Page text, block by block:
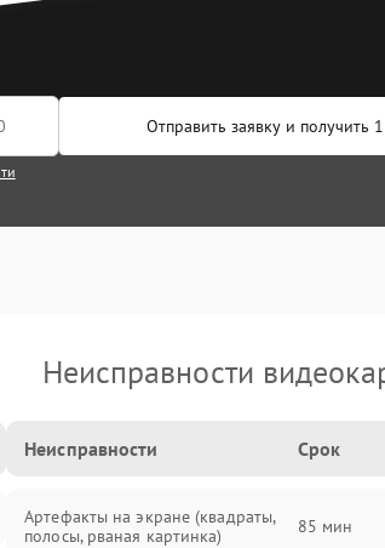
Отправить заявку и получить
Неисправности
Неисправности Срок
Артефакты на экране (квадраты,
полосы, рваная картинка)
85 мин